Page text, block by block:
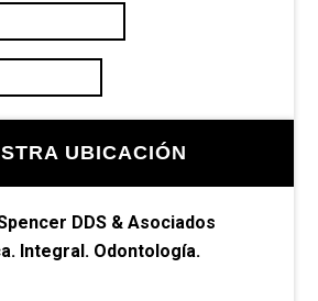
UBICACIÓN
DDS & Asociados
Integral. Odontología.